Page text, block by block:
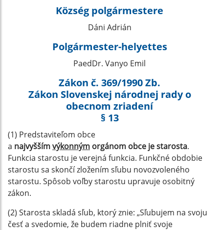
Község polgármestere
Dáni Adrián
Polgármester-helyettes
PaedDr. Vanyo Emil
Zákon č. 369/1990 Zb.
Zákon Slovenskej národnej rady o
obecnom zriadení
§ 13
(1) Predstaviteľom obce
a najvyššímvýkonným orgánom obce je starosta.
Funkcia starostu je verejná funkcia. Funkčné obdobie
starostu sa skončí zložením sľubu novozvoleného
starostu. Spôsob voľby starostu upravuje osobitný
zákon.
(2) Starosta skladá sľub, ktorý znie: „Sľubujem na svoju
česť a svedomie, že budem riadne plniť svoje